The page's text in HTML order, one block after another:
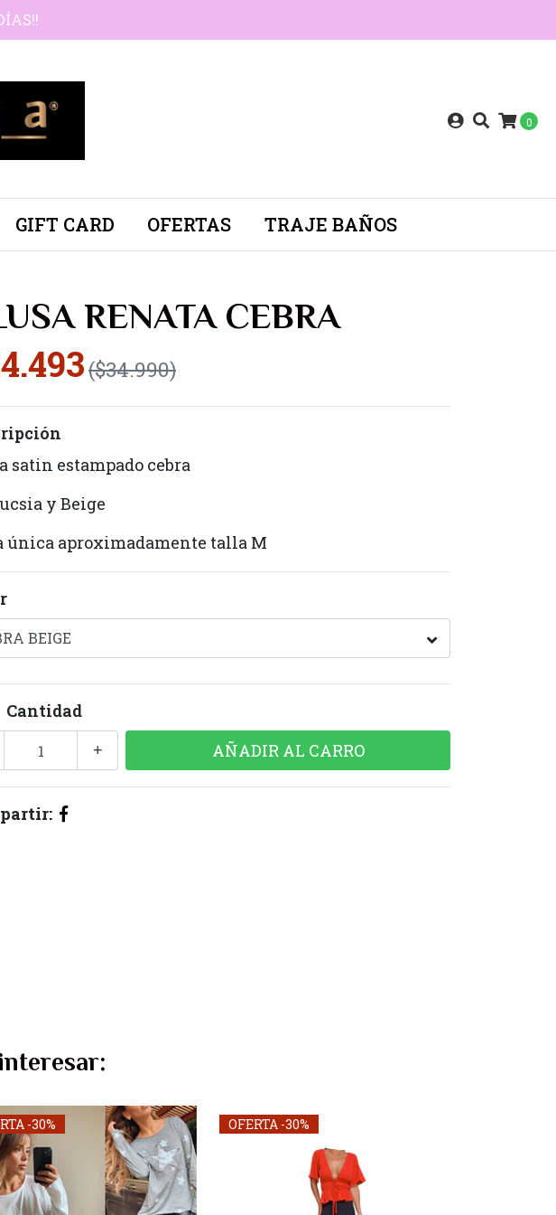
0
GIFT CARD OFERTAS TRAJE BAÑOS
RENATA CEBRA
($34.990)
satin estampado cebra
y Beige
única aproximadamente talla M
Cantidad
+
-30% OFERTA -30%